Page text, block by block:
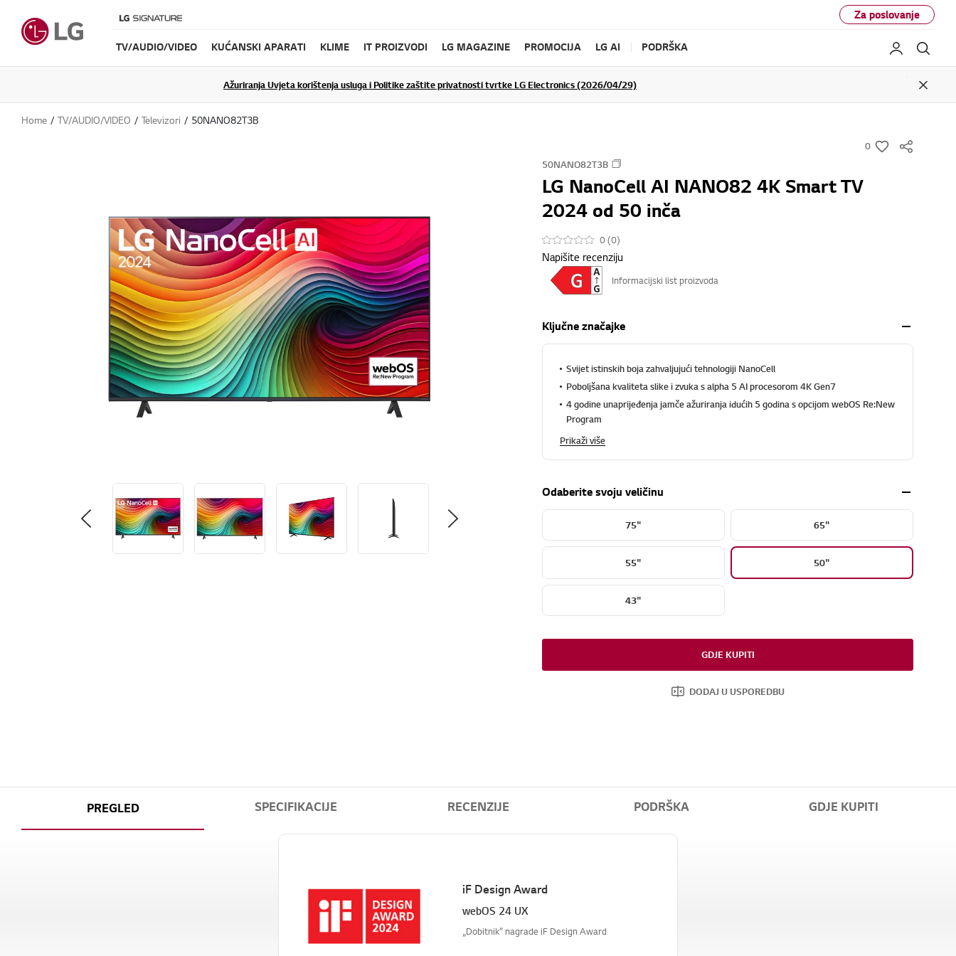
Za poslovanje
TV/AUDIO/VIDEO KUĆANSKI APARATI KLIME IT PROIZVODI LG MAGAZINE PROMOCIJA LG AI PODRŠKA My LG
Ažuriranja Uvjeta korištenja usluga i Politike zaštite privatnosti tvrtke LG Electronics (2026/04/29)
Close
Home TV/AUDIO/VIDEO Televizori 50NANO82T3B
0
w
50NANO82T3B
LG NanoCell AI NANO82 4K Smart TV
2024 od 50 inča
0 (0)
Napišite recenziju
Informacijski list proizvoda
Ključne značajke
Svijet istinskih boja zahvaljujući tehnologiji NanoCell
Poboljšana kvaliteta slike i zvuka s alpha 5 AI procesorom 4K Gen7
4 godine unaprijeđenja jamče ažuriranja idućih 5 godina s opcijom webOS Re:New
Program
Prikaži više
Odaberite svoju veličinu
75" 65"
55" 50"
43"
GDJE KUPITI
DODAJ U USPOREDBU
PREGLED SPECIFIKACIJE RECENZIJE PODRŠKA GDJE KUPITI
iF Design Award
webOS 24 UX
„Dobitnik” nagrade iF Design Award